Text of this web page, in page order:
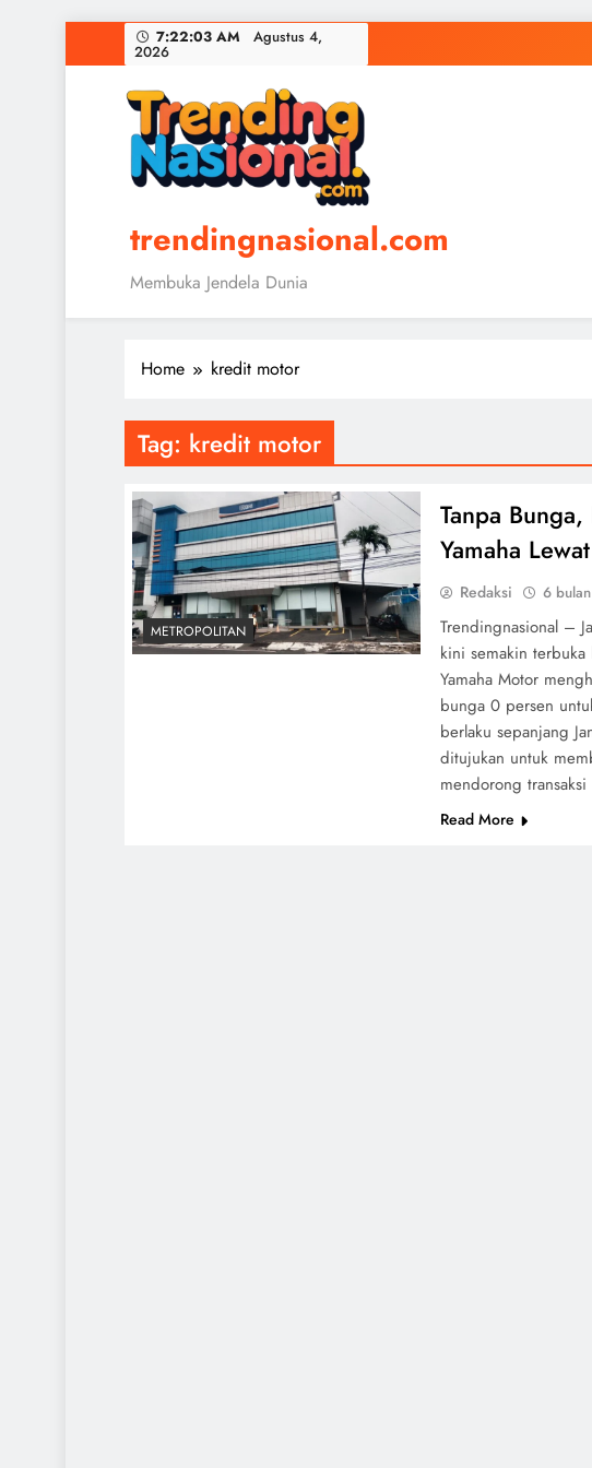
to
7:22:03 AM Agustus 4,
2026
trendingnasional.com
Membuka Jendela Dunia
Home kredit motor
Tag: kredit motor
METROPOLITAN
Tanpa
Yamaha
Redaksi 6
Trendingnasional –
kini semakin terbuka
Yamaha Motor
bunga 0 persen
berlaku sepanjang
ditujukan untuk
mendorong
Read More